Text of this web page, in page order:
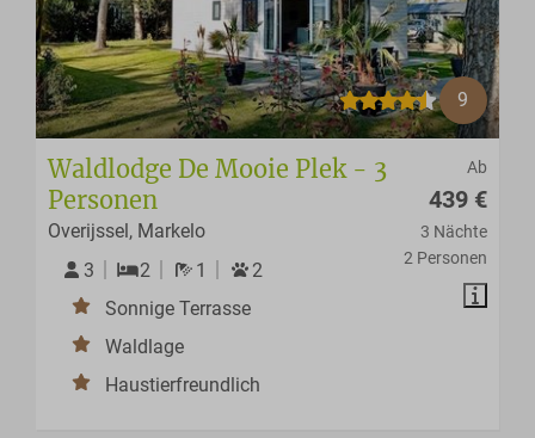
9
Ab
439 €
3 Nächte
2 Personen
Waldlodge De Mooie Plek - 3
Personen
Overijssel, Markelo
3
2 1
2
Sonnige Terrasse
Waldlage
Haustierfreundlich